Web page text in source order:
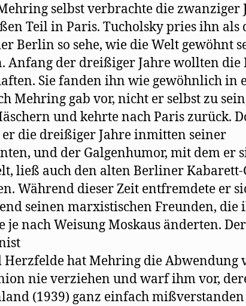
selbst verbrachte die zwanziger
Teil in Paris. Tucholsky pries ihn als
Berlin so sehe, wie die Welt gewöhnt
Anfang der dreißiger Jahre wollten die
Sie fanden ihn wie gewöhnlich in
Mehring gab vor, nicht er selbst zu
und kehrte nach Paris zurück.
die dreißiger Jahre inmitten seiner
und der Galgenhumor, mit dem er
ließ auch den alten Berliner Kabarett-
Während dieser Zeit entfremdete er
seinen marxistischen Freunden, die
je nach Weisung Moskaus änderten.
hat Mehring die Abwendung
nie verziehen und warf ihm vor,
(1939) ganz einfach